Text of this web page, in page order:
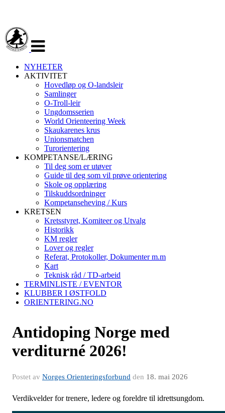
navigasjon
NYHETER
AKTIVITET
Hovedløp og O-landsleir
Samlinger
O-Troll-leir
Ungdomsserien
World Orienteering Week
Skaukarenes krus
Unionsmatchen
Turorientering
KOMPETANSE/LÆRING
Til deg som er utøver
Guide til deg som vil prøve orientering
Skole og opplæring
Tilskuddsordninger
Kompetanseheving / Kurs
KRETSEN
Kretsstyret, Komiteer og Utvalg
Historikk
KM regler
Lover og regler
Referat, Protokoller, Dokumenter m.m
Kart
Teknisk råd / TD-arbeid
TERMINLISTE / EVENTOR
KLUBBER I ØSTFOLD
ORIENTERING.NO
Antidoping Norge med
verditurné 2026!
Postet av Norges Orienteringsforbund den 18. mai 2026
Verdikvelder for trenere, ledere og foreldre til idrettsungdom.